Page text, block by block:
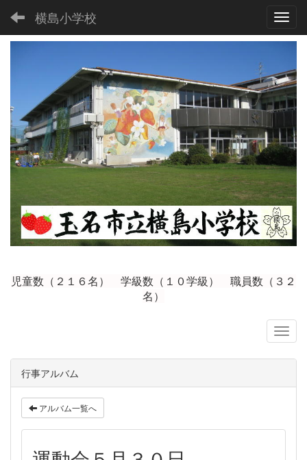
横島小学校
児童数（２１６名） 学級数（１０学級） 職員数（３２
名）
行事アルバム
アルバム一覧へ